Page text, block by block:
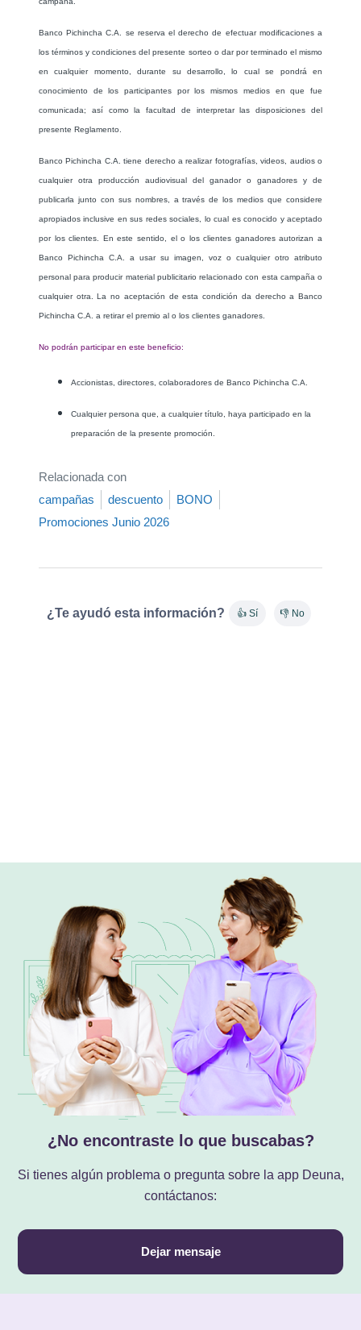
Banco Pichincha C.A. se reserva el derecho de efectuar modificaciones a
los términos y condiciones del presente sorteo o dar por terminado el mismo
en cualquier momento, durante su desarrollo, lo cual se pondrá en
conocimiento de los participantes por los mismos medios en que fue
comunicada; así como la facultad de interpretar las disposiciones del
presente Reglamento.
Banco Pichincha C.A. tiene derecho a realizar fotografías, videos, audios o
cualquier otra producción audiovisual del ganador o ganadores y de
publicarla junto con sus nombres, a través de los medios que considere
apropiados inclusive en sus redes sociales, lo cual es conocido y aceptado
por los clientes. En este sentido, el o los clientes ganadores autorizan a
Banco Pichincha C.A. a usar su imagen, voz o cualquier otro atributo
personal para producir material publicitario relacionado con esta campaña o
cualquier otra. La no aceptación de esta condición da derecho a Banco
Pichincha C.A. a retirar el premio al o los clientes ganadores.
No podrán participar en este beneficio:
Accionistas, directores, colaboradores de Banco Pichincha C.A.
Cualquier persona que, a cualquier título, haya participado en la
preparación de la presente promoción.
Relacionada con
campañas
descuento
BONO
Promociones Junio 2026
¿Te ayudó esta información? 👍 Sí 👎 No
¿No encontraste lo que buscabas?
Si tienes algún problema o pregunta sobre la app Deuna,
contáctanos:
Dejar mensaje